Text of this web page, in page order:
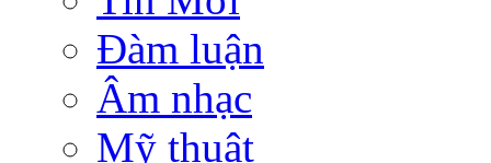
Đàm luận
Âm nhạc
Mỹ thuật